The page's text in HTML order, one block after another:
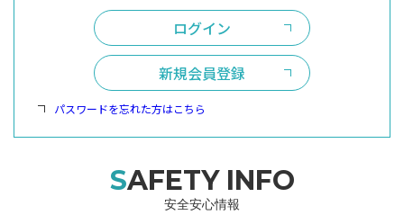
ログイン
新規会員登録
パスワードを忘れた方はこちら
SAFETY INFO
安全安心情報